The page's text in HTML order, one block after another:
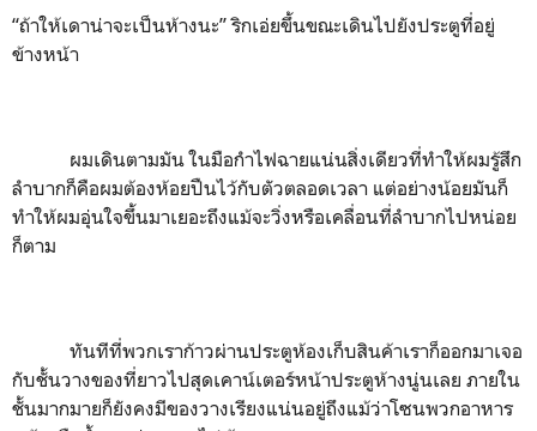
“ถ้าให้เดาน่าจะเป็นห้างนะ” ริกเอ่ยขึ้นขณะเดินไปยังประตูที่อยู่
ข้างหน้า
ผมเดินตามมัน ในมือกำไฟฉายแน่นสิ่งเดียวที่ทำให้ผมรู้สึก
ลำบากก็คือผมต้องห้อยปืนไว้กับตัวตลอดเวลา แต่อย่างน้อยมันก็
ทำให้ผมอุ่นใจขึ้นมาเยอะถึงแม้จะวิ่งหรือเคลื่อนที่ลำบากไปหน่อย
ก็ตาม
ทันทีที่พวกเราก้าวผ่านประตูห้องเก็บสินค้าเราก็ออกมาเจอ
กับชั้นวางของที่ยาวไปสุดเคาน์เตอร์หน้าประตูห้างนู่นเลย ภายใน
ชั้นมากมายก็ยังคงมีของวางเรียงแน่นอยู่ถึงแม้ว่าโซนพวกอาหาร